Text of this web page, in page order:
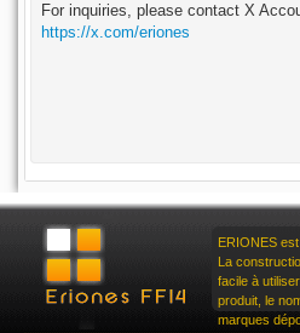
For inquiries, please contact X
https://x.com/eriones
ERIONES
La
facile à
produit, le
marques